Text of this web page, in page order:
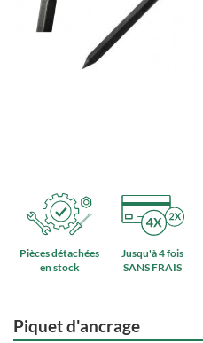
Pièces détachées
en stock
Jusqu'à 4 fois
SANS FRAIS
Piquet d'ancrage